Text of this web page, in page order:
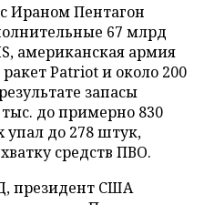
Ираном Пентагон
67 млрд
американская армия
Patriot и около 200
запасы
до примерно 830
упал до 278 штук,
средств ПВО.
президент США